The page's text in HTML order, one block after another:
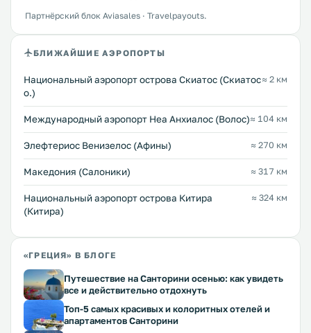
Партнёрский блок Aviasales · Travelpayouts.
БЛИЖАЙШИЕ АЭРОПОРТЫ
Национальный аэропорт острова Скиатос (Скиатос
о.)
≈ 2 км
Международный аэропорт Неа Анхиалос (Волос)≈ 104 км
Элефтериос Венизелос (Афины) ≈ 270 км
Македония (Салоники) ≈ 317 км
Национальный аэропорт острова Китира
(Китира)
≈ 324 км
«ГРЕЦИЯ» В БЛОГЕ
Путешествие на Санторини осенью: как увидеть
все и действительно отдохнуть
Топ-5 самых красивых и колоритных отелей и
апартаментов Санторини